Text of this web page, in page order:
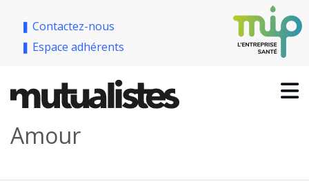
❚ Contactez-nous
❚ Espace adhérents
Amour